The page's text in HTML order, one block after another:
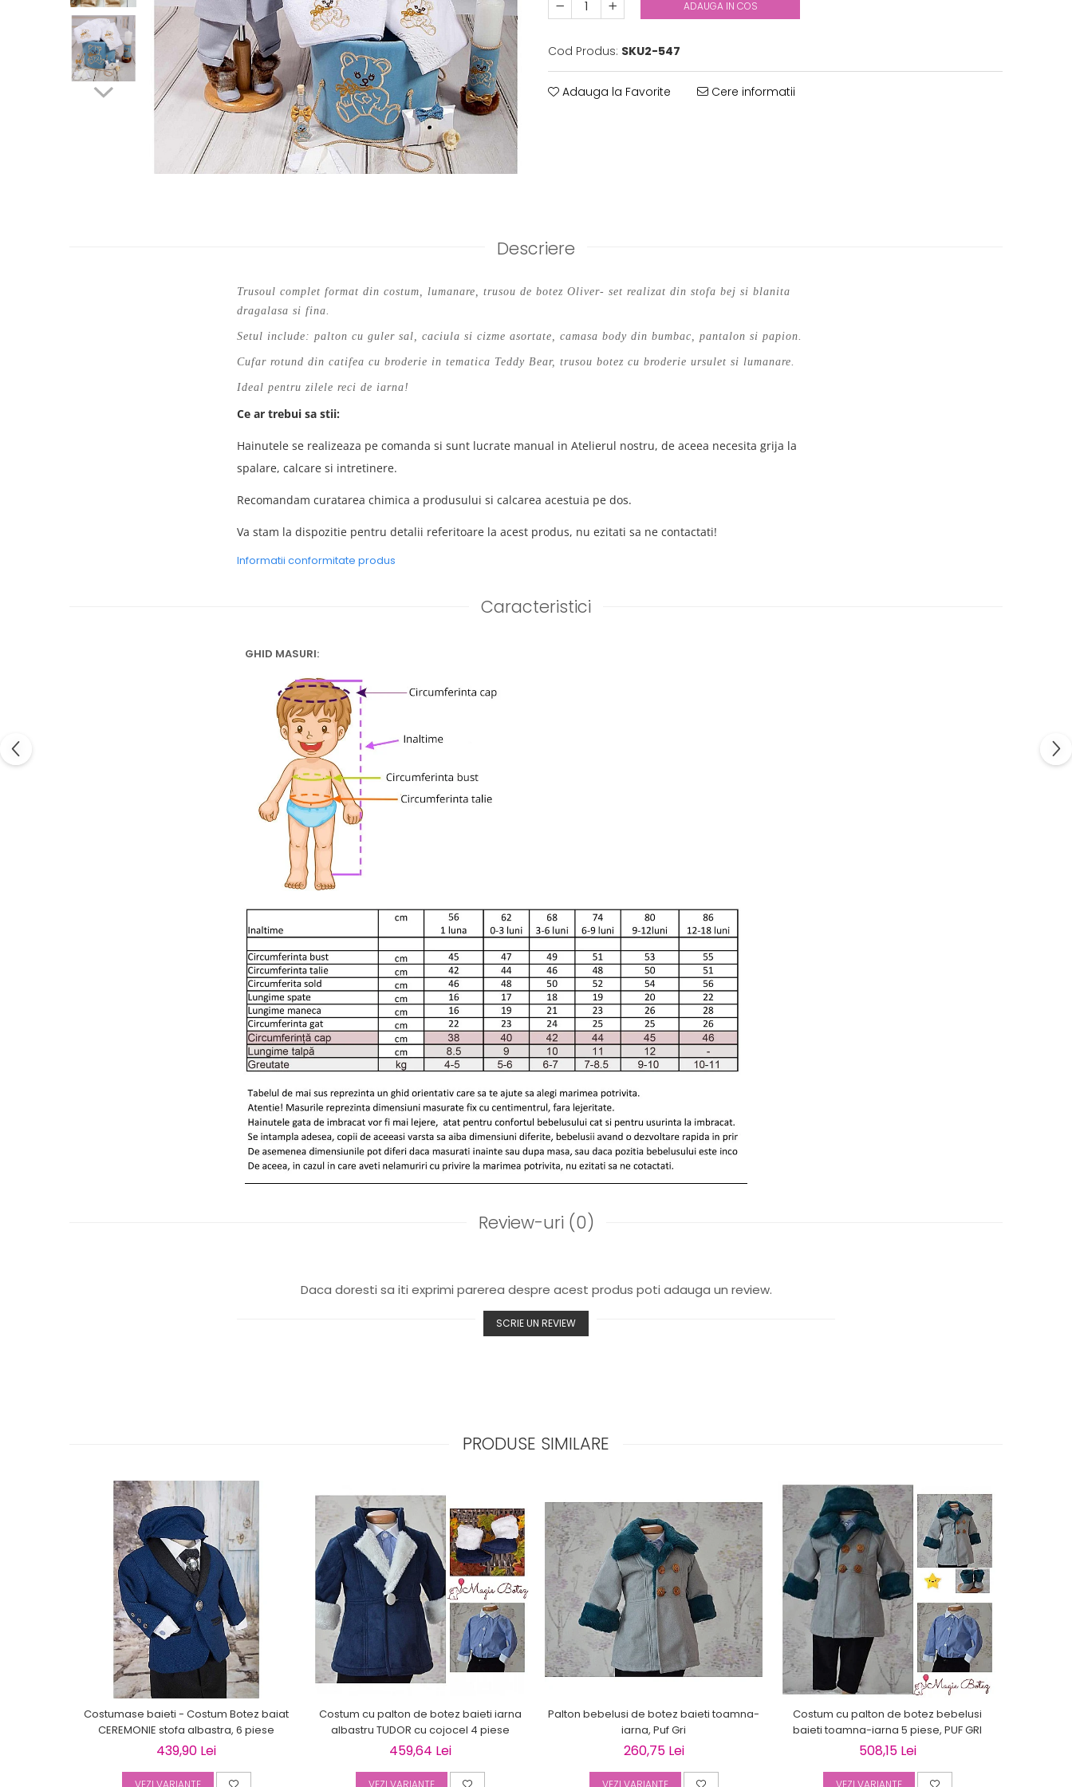
Cercei de aur lungi cu lant
Cercei din aur tortite
Cercei din aur alb
Cercei aur cu surub
ADAUGA IN COS
Cod Produs: SKU2-547
Adauga la Favorite Cere informatii
Descriere
Trusoul complet format din costum, lumanare, trusou de botez Oliver- set realizat din stofa bej si blanita
dragalasa si fina.
Setul include: palton cu guler sal, caciula si cizme asortate, camasa body din bumbac, pantalon si papion.
Cufar rotund din catifea cu broderie in tematica Teddy Bear, trusou botez cu broderie ursulet si lumanare.
Ideal pentru zilele reci de iarna!
Ce ar trebui sa stii:
Hainutele se realizeaza pe comanda si sunt lucrate manual in Atelierul nostru, de aceea necesita grija la
spalare, calcare si intretinere.
Recomandam curatarea chimica a produsului si calcarea acestuia pe dos.
Va stam la dispozitie pentru detalii referitoare la acest produs, nu ezitati sa ne contactati!
Informatii conformitate produs
Caracteristici
GHID MASURI:
Review-uri (0)
Daca doresti sa iti exprimi parerea despre acest produs poti adauga un review.
SCRIE UN REVIEW
PRODUSE SIMILARE
Costumase baieti - Costum Botez baiat
CEREMONIE stofa albastra, 6 piese
439,90 Lei
VEZI VARIANTE
Costum cu palton de botez baieti iarna
albastru TUDOR cu cojocel 4 piese
459,64 Lei
VEZI VARIANTE
Palton bebelusi de botez baieti toamna-
iarna, Puf Gri
260,75 Lei
VEZI VARIANTE
Costum cu palton de botez bebelusi
baieti toamna-iarna 5 piese, PUF GRI
508,15 Lei
VEZI VARIANTE